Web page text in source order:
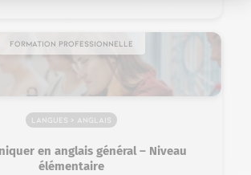
Formation professionnelle
Langues > Anglais
en anglais général – Niveau
élémentaire